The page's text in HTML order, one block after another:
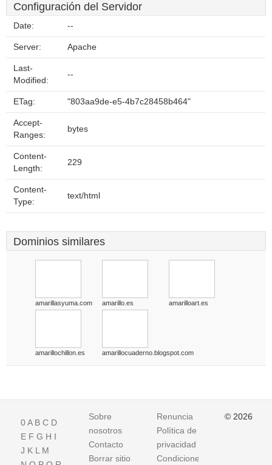
Configuración del Servidor
Date: --
Server: Apache
Last-
Modified:
--
ETag: "803aa9de-e5-4b7c28458b464"
Accept-
Ranges:
bytes
Content-
Length:
229
Content-
Type:
text/html
Dominios similares
amarillasyuma.com amarillo.es amarilloart.es
amarillochillon.es amarillocuaderno.blogspot.com
0A B C D
E F G H I
J K L M
Sobre
nosotros
Contacto
Borrar sitio
Renuncia
Política de
privacidad
Condiciones
© 2026